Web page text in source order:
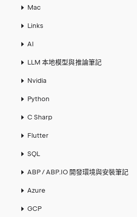
Mac
Links
AI
LLM 本地模型與推論筆記
Nvidia
Python
C Sharp
Flutter
SQL
ABP / ABP.IO 開發環境與安裝筆記
Azure
GCP